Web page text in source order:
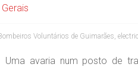
Voluntários de Guimarães,
Uma avaria num posto de